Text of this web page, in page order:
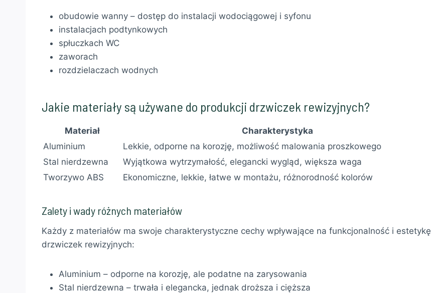
obudowie wanny – dostęp do instalacji wodociągowej i syfonu
instalacjach podtynkowych
spłuczkach WC
zaworach
rozdzielaczach wodnych
Jakie materiały są używane do produkcji drzwiczek rewizyjnych?
Materiał
Charakterystyka
Aluminium
Lekkie, odporne na korozję, możliwość malowania proszkowego
Stal nierdzewna
Wyjątkowa wytrzymałość, elegancki wygląd, większa waga
Tworzywo ABS
Ekonomiczne, lekkie, łatwe w montażu, różnorodność kolorów
Zalety i wady różnych materiałów
Każdy z materiałów ma swoje charakterystyczne cechy wpływające na funkcjonalność i estetykę
drzwiczek rewizyjnych:
Aluminium – odporne na korozję, ale podatne na zarysowania
Stal nierdzewna – trwała i elegancka, jednak droższa i cięższa